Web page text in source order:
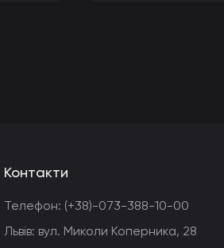
Контакти
Телефон: (+38)-073-388-10-00
Львів: вул. Миколи Коперника, 28